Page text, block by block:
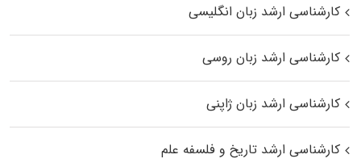
کارشناسی ارشد زبان انگلیسی
کارشناسی ارشد زبان روسی
کارشناسی ارشد زبان ژاپنی
کارشناسی ارشد تاریخ و فلسفه علم